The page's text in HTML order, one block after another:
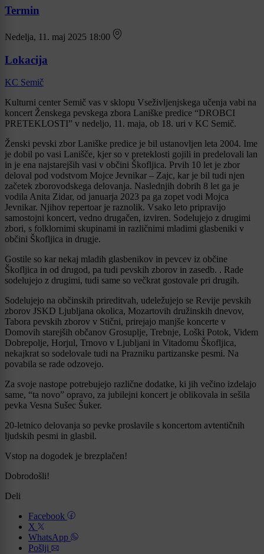
Termin
Nedelja, 11. maj 2025 18:00
Lokacija
KC Semič
Kulturni center Semič vas v sklopu Vseživljenjskega učenja vabi na
koncert Ženskega pevskega zbora Laniške predice “DROBCI
PRETEKLOSTI” v nedeljo, 11. maja, ob 18. uri v KC Semič.
Ženski pevski zbor Laniške predice je bil ustanovljen leta 2004. Ime
je dobil po vasi Lanišče, kjer so v preteklosti gojili in predelovali lan
in je ena najstarejših vasi v občini Škofljica. Prvih 10 let je zbor
deloval pod vodstvom Mojce Jevnikar – Zajc, kar je bil tudi njen
začetek zborovodskega delovanja. Naslednjih dobrih 8 let ga je
vodila Anita Zidar, od januarja 2023 pa ga zopet vodi Mojca
Jevnikar. Njihov repertoar je raznolik. Vsako leto pripravijo
samostojni koncert, vedno drugačen, izviren. Sodelujejo z drugimi
zbori, s folklornimi skupinami in različnimi mladimi glasbeniki v
občini Škofljica in drugje.
Gostile so kar nekaj mladih glasbenikov in pevcev iz občine
Škofljica in od drugod, pa tudi pevskih zborov in zasedb. . Rade
sodelujejo z drugimi, tudi same so večkrat gostovale pri drugih.
Sodelujejo na občinskih prireditvah, udeležujejo se Revije pevskih
zborov JSKD Ljubljana okolica, Mozartovih družinskih dnevov,
Tabora pevskih zborov v Stični, prirejajo manjše koncerte v
Domovih starejših občanov Grosuplje, Trebnje, Loški Potok, Videm
Dobrepolje, Horjul, Trnovo v Ljubljani in Vitadomu Škofljica,
nekajkrat so sodelovale tudi na Prazniku partizanske pesmi. Na
povabila se rade odzovejo.
Za svoje nastope potrebujejo različne dodatke, ki jih večino izdelajo
same, “ta novo” opravo, za jubilejni koncert je oblikovala in sešila
pevka Vesna Sušec Šuker.
20-letnico delovanja so pevke proslavile s koncertom avtentičnih
ljudskih pesmi in glasbil.
Vstop na dogodek je brezplačen!
Dobrodošli!
Deli
Facebook
X
WhatsApp
Pošlji